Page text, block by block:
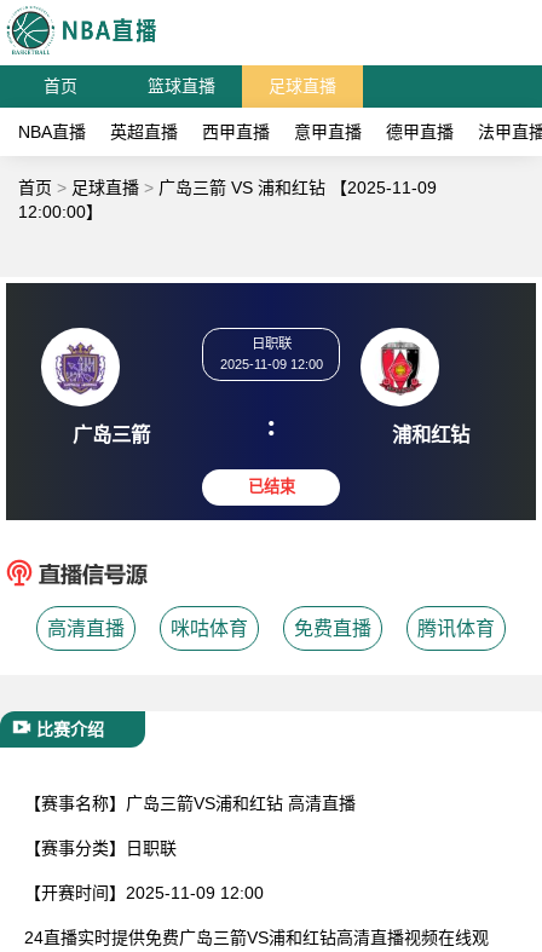
首页 篮球直播 足球直播
NBA直播 英超直播 西甲直播 意甲直播 德甲直播 法甲直
首页 > 足球直播 > 广岛三箭 VS 浦和红钻 【2025-11-09
12:00:00】
:
高清直播 咪咕体育 免费直播 腾讯体育
比赛介绍
【赛事名称】 广岛三箭VS浦和红钻 高清直播
【赛事分类】 日职联
【开赛时间】 2025-11-09 12:00
24直播实时提供免费广岛三箭VS浦和红钻高清直播视频在线观